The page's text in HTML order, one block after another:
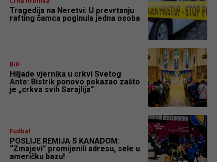
Tragedija na Neretvi: U prevrtanju
rafting čamca poginula jedna osoba
BiH
Hiljade vjernika u crkvi Svetog
Ante: Bistrik ponovo pokazao zašto
je „crkva svih Sarajlija“
Fudbal
POSLIJE REMIJA S KANADOM:
“Zmajevi” promijenili adresu, sele u
američku bazu!